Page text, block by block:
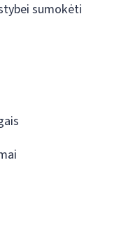
sumokėti